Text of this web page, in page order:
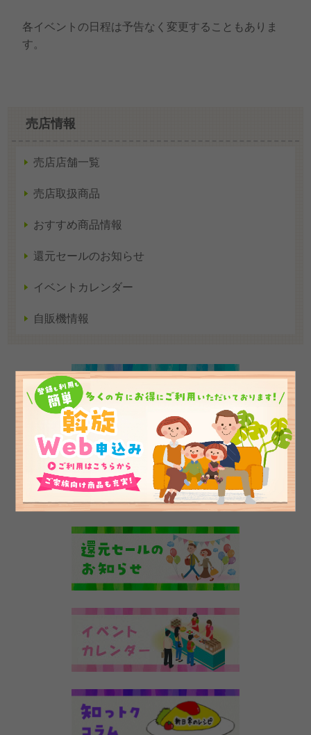
各イベントの日程は予告なく変更することもありま
す。
売店情報
売店店舗一覧
売店取扱商品
おすすめ商品情報
還元セールのお知らせ
イベントカレンダー
自販機情報